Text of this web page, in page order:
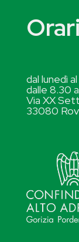
dal lunedì
dalle 8.30
Via XX
33080